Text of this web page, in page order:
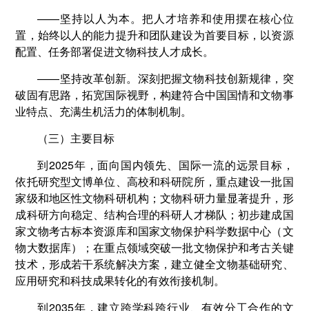
——坚持以人为本。把人才培养和使用摆在核心位
置，始终以人的能力提升和团队建设为首要目标，以资源
配置、任务部署促进文物科技人才成长。
——坚持改革创新。深刻把握文物科技创新规律，突
破固有思路，拓宽国际视野，构建符合中国国情和文物事
业特点、充满生机活力的体制机制。
（三）主要目标
到2025年，面向国内领先、国际一流的远景目标，
依托研究型文博单位、高校和科研院所，重点建设一批国
家级和地区性文物科研机构；文物科研力量显著提升，形
成科研方向稳定、结构合理的科研人才梯队；初步建成国
家文物考古标本资源库和国家文物保护科学数据中心（文
物大数据库）；在重点领域突破一批文物保护和考古关键
技术，形成若干系统解决方案，建立健全文物基础研究、
应用研究和科技成果转化的有效衔接机制。
到2035年，建立跨学科跨行业、有效分工合作的文